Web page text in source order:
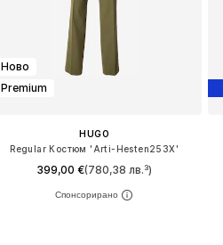
Ново
Premium
HUGO
Regular Костюм 'Arti-Hesten253X'
399,00 €(780,38 лв.³)
Предлага се в много размери